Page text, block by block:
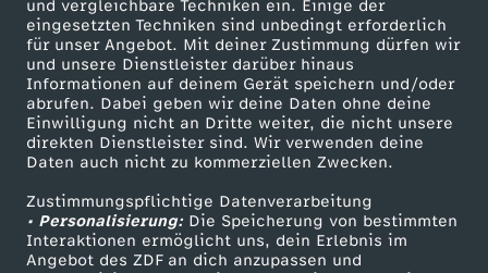
und vergleichbare Techniken ein. Einige der
eingesetzten Techniken sind unbedingt erforderlich
für unser Angebot. Mit deiner Zustimmung dürfen wir
und unsere Dienstleister darüber hinaus
Informationen auf deinem Gerät speichern und/oder
abrufen. Dabei geben wir deine Daten ohne deine
Einwilligung nicht an Dritte weiter, die nicht unsere
direkten Dienstleister sind. Wir verwenden deine
Daten auch nicht zu kommerziellen Zwecken.
Zustimmungspflichtige Datenverarbeitung
• Personalisierung:Die Speicherung von bestimmten
Interaktionen ermöglicht uns, dein Erlebnis im
Angebot des ZDF an dich anzupassen und
a
V
i
e
T
Mehr ZDF
ZDF-Apps
Smart TV
ZDFtext
Livestreams
Sendungen A-Z
Service
ZDFmitreden
Kontakt zum ZDF
Tickets
Zuschauerservice
Hilfe